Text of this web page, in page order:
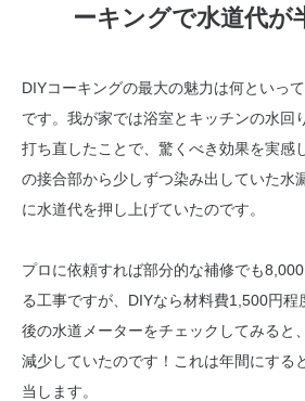
ーキングで水道代が
DIYコーキングの最大の魅力は何といっ
です。我が家では浴室とキッチンの水回
打ち直したことで、驚くべき効果を実感
の接合部から少しずつ染み出していた水
に水道代を押し上げていたのです。
プロに依頼すれば部分的な補修でも
る工事ですが、DIYなら材料費1,500円程
後の水道メーターをチェックしてみると
減少していたのです！これは年間にする
当します。